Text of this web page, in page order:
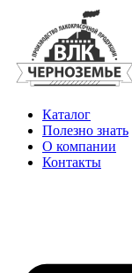
Каталог
Полезно знать
О компании
Контакты